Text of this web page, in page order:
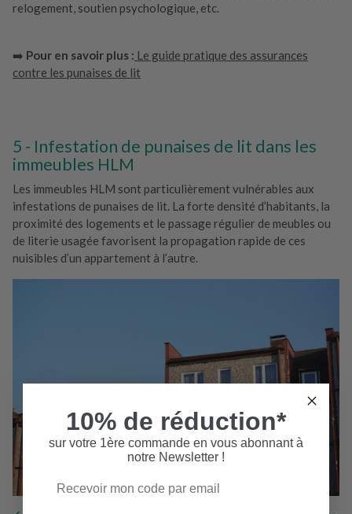
relogement, soutien psychologique, etc.
➡️ Pour en savoir plus : Le guide pratique des assurances
contre les punaises de lit
Infestation de punaises de lit dans les
immeubles HLM
Les immeubles HLM sont particulièrement vulnérables aux
infestations de punaises de lit. La forte densité d’habitants, la
proximité des logements et le passage régulier de meubles ou
de literie usagée favorisent la propagation rapide de ces
nuisibles d’un appartement à l’autre.
10% de réduction*
sur votre 1ère commande en vous abonnant à
notre Newsletter !